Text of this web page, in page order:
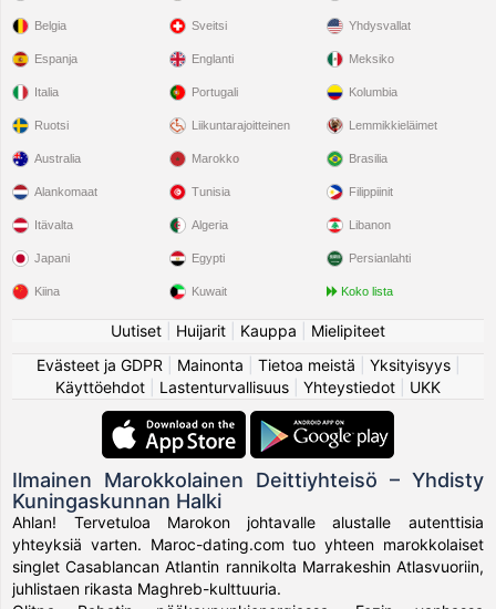
Belgia
Espanja
Italia
Ruotsi
Sveitsi
Englanti
Portugali
Liikuntarajoitteinen
Yhdysvallat
Meksiko
Kolumbia
Lemmikkieläimet
Australia
Alankomaat
Itävalta
Japani
Kiina
Marokko
Tunisia
Algeria
Egypti
Kuwait
Brasilia
Filippiinit
Libanon
Persianlahti
Koko lista
Uutiset Huijarit Kauppa
Mielipiteet
Evästeet ja GDPR
Mainonta Tietoa meistä Yksityisyys|
Käyttöehdot
Lastenturvallisuus Yhteystiedot UKK
Ilmainen Marokkolainen Deittiyhteisö – Yhdisty
Kuningaskunnan Halki
Ahlan! Tervetuloa Marokon johtavalle alustalle autenttisia
yhteyksiä varten. Maroc-dating.com tuo yhteen marokkolaiset
singlet Casablancan Atlantin rannikolta Marrakeshin Atlasvuoriin,
juhlistaen rikasta Maghreb-kulttuuria.